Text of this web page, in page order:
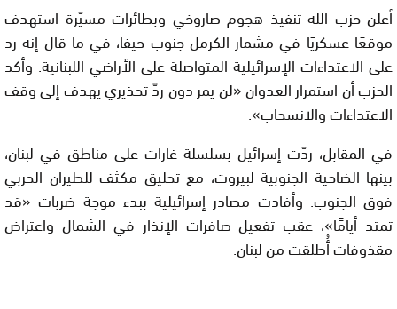
أعلن حزب الله تنفيذ هجوم صاروخي وبطائرات مسيّرة استهدف
موقعًا عسكريًا في مشمار الكرمل جنوب حيفا، في ما قال إنه رد
على الاعتداءات الإسرائيلية المتواصلة على الأراضي اللبنانية. وأكد
الحزب أن استمرار العدوان «لن يمر دون ردّ تحذيري يهدف إلى وقف
الاعتداءات والانسحاب».
في المقابل، ردّت إسرائيل بسلسلة غارات على مناطق في لبنان،
بينها الضاحية الجنوبية لبيروت، مع تحليق مكثف للطيران الحربي
فوق الجنوب. وأفادت مصادر إسرائيلية ببدء موجة ضربات «قد
تمتد أيامًا»، عقب تفعيل صافرات الإنذار في الشمال واعتراض
مقذوفات أُطلقت من لبنان.